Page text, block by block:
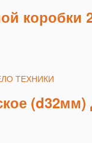
коробки